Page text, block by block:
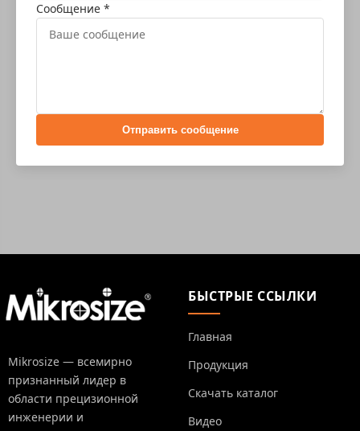
Сообщение *
Отправить сообщение
Mikrosize — всемирно
признанный лидер в
области прецизионной
инженерии и
БЫСТРЫЕ ССЫЛКИ
Главная
Продукция
Скачать каталог
Видео